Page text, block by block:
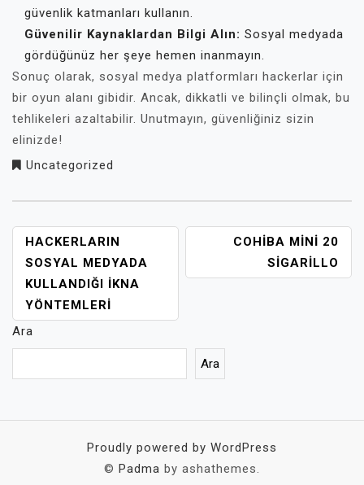
güvenlik katmanları kullanın.
Güvenilir Kaynaklardan Bilgi Alın: Sosyal medyada
gördüğünüz her şeye hemen inanmayın.
Sonuç olarak, sosyal medya platformları hackerlar için
bir oyun alanı gibidir. Ancak, dikkatli ve bilinçli olmak, bu
tehlikeleri azaltabilir. Unutmayın, güvenliğiniz sizin
elinizde!
Uncategorized
YAZI
GEZINMESI
HACKERLARIN
SOSYAL MEDYADA
KULLANDIĞI İKNA
YÖNTEMLERI
COHIBA MINI 20
SIGARILLO
Ara
Ara
Proudly powered by WordPress
© Padma by ashathemes.